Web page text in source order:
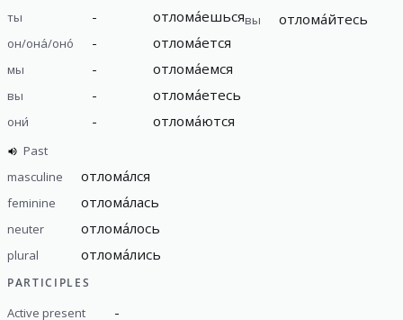
ты - отлома́ешься
он/она́/оно́ - отлома́ется
мы - отлома́емся
вы - отлома́етесь
они́ - отлома́ются
вы отлома́йтесь
Past
masculine
отлома́лся
feminine отлома́лась
neuter отлома́лось
plural отлома́лись
PARTICIPLES
Active present -